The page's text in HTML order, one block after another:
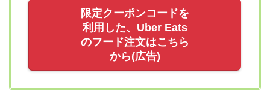
限定クーポンコードを
利用した、Uber Eats
のフード注文はこちら
から(広告)